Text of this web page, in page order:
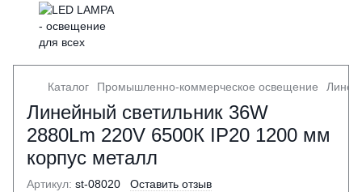
Каталог Промышленно-коммерческое освещение
Линейный светильник 36W
2880Lm 220V 6500К IP20 1200 мм
корпус металл
Артикул: st-08020 Оставить отзыв